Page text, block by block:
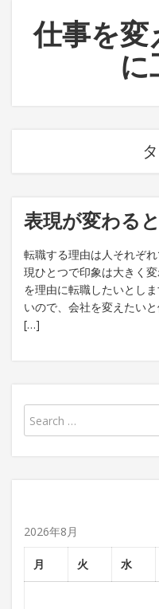
仕事を
に
表現が変わる
転職する理由は人それぞ
現ひとつで印象は大きく
を理由に転職したいとし
いので、会社を変えたい
[…]
2026年8月
月 火 水